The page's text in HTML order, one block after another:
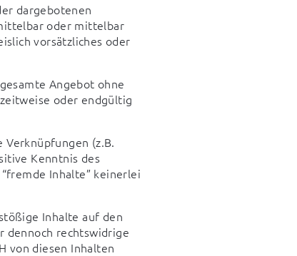
dargebotenen
oder mittelbar
vorsätzliches oder
Angebot ohne
oder endgültig
(z.B.
Kenntnis des
Inhalte” keinerlei
Inhalte auf den
dennoch rechtswidrige
von diesen Inhalten